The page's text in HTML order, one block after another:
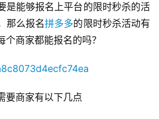
是能够报名上平台的限时秒杀的活
那么报名拼多多的限时秒杀活动有
商家都能报名的吗？
要商家有以下几点